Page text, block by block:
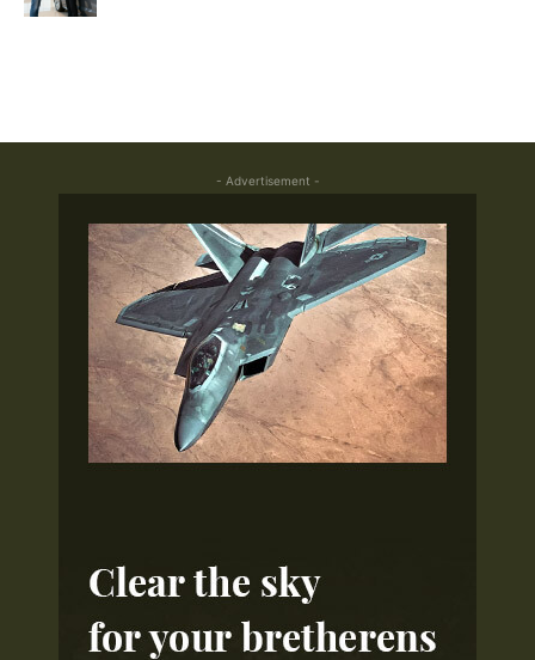
- Advertisement -